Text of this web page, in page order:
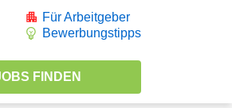
Für Arbeitgeber
Bewerbungstipps